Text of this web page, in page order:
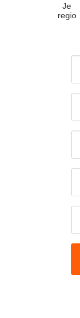
Je
regio